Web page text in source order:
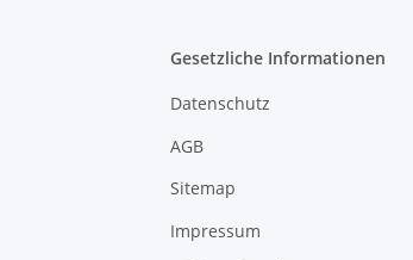
Gesetzliche Informationen
Datenschutz
AGB
Sitemap
Impressum